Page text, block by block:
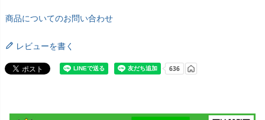
商品についてのお問い合わせ
レビューを書く